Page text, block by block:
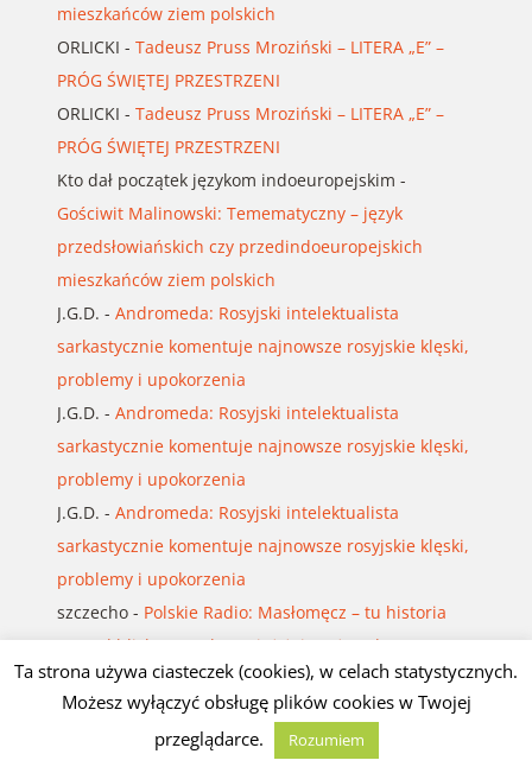
mieszkańców ziem polskich
ORLICKI - Tadeusz Pruss Mroziński – LITERA „E” –
PRÓG ŚWIĘTEJ PRZESTRZENI
ORLICKI - Tadeusz Pruss Mroziński – LITERA „E” –
PRÓG ŚWIĘTEJ PRZESTRZENI
Kto dał początek językom indoeuropejskim -
Gościwit Malinowski: Temematyczny – język
przedsłowiańskich czy przedindoeuropejskich
mieszkańców ziem polskich
J.G.D. - Andromeda: Rosyjski intelektualista
sarkastycznie komentuje najnowsze rosyjskie klęski,
problemy i upokorzenia
J.G.D. - Andromeda: Rosyjski intelektualista
sarkastycznie komentuje najnowsze rosyjskie klęski,
problemy i upokorzenia
J.G.D. - Andromeda: Rosyjski intelektualista
sarkastycznie komentuje najnowsze rosyjskie klęski,
problemy i upokorzenia
szczecho- Polskie Radio: Masłomęcz – tu historia
sprzed blisko 2000 lat wciąż żyje tuż pod
powierzchnią ziemi
J.G.D.-Tadeusz Pruss Mroziński: ŚCIEŻKI GWIAZD,
PISMA I PAMIĘCI
Ta strona używa ciasteczek (cookies), w celach statystycznych.
Możesz wyłączyć obsługę plików cookies w Twojej
przeglądarce.
Rozumiem